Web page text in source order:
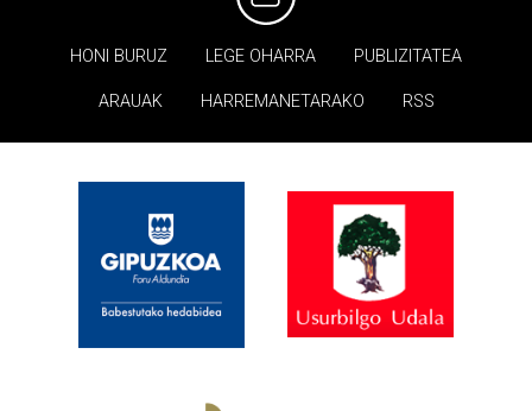
HONI BURUZ LEGE OHARRA PUBLIZITATEA
ARAUAK HARREMANETARAKO RSS